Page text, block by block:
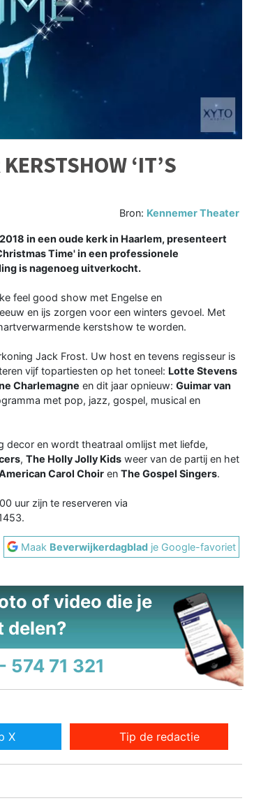
‘IT’S
Bron: Kennemer Theater
in een oude kerk in Haarlem, presenteert
Time' in een professionele
is nagenoeg uitverkocht.
feel good show met Engelse en
en ijs zorgen voor een winters gevoel. Met
kerstshow te worden.
Jack Frost. Uw host en tevens regisseur is
vijf topartiesten op het toneel: Lotte Stevens
Charlemagne en dit jaar opnieuw: Guimar van
met pop, jazz, gospel, musical en
decor en wordt theatraal omlijst met liefde,
, The Holly Jolly Kids weer van de partij en het
Carol Choir en The Gospel Singers.
uur zijn te reserveren via
Maak Beverwijkerdagblad je Google-favoriet
of video die je
delen?
574 71 321
X Tip de redactie